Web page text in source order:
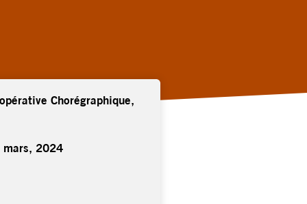
Chorégraphique,
mars, 2024